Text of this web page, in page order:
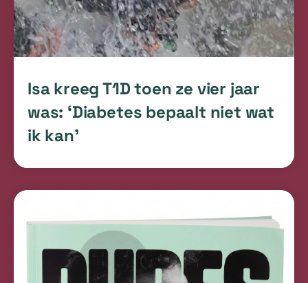
Isa kreeg T1D toen ze vier jaar
was: ‘Diabetes bepaalt niet wat
ik kan’